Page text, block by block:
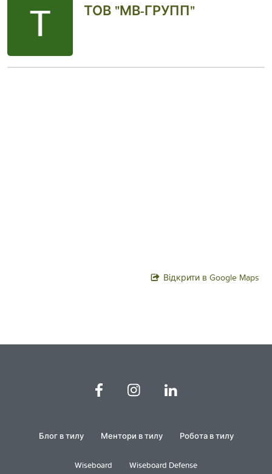
ТОВ "МВ-ГРУПП"
Відкрити в Google Maps
Блог в тилу Ментори в тилу Робота в тилу
Wiseboard Wiseboard Defense